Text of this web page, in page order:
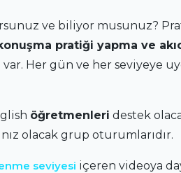
ve biliyor musunuz?
pratiği yapma ve
var. Her gün ve her seviyeye
öğretmenleri destek
olacak grup oturumlarıdır.
seviyesi içeren videoya